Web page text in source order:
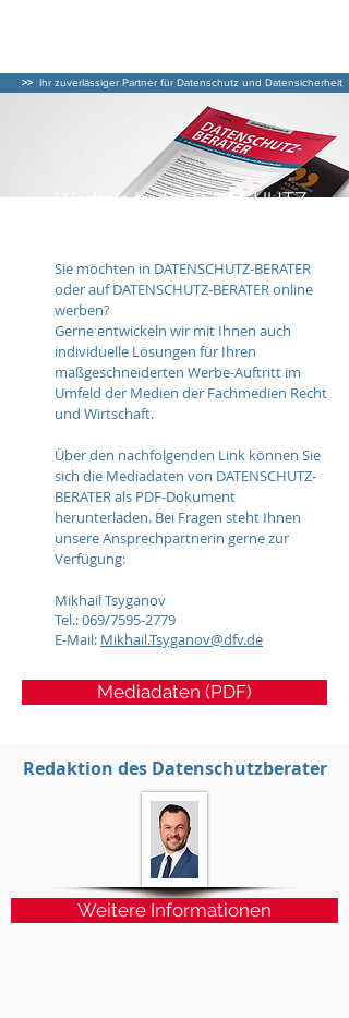
>> Ihr zuverlässiger Partner für Datenschutz und Datensicherheit
Werben im DATENSCHUTZ-
Sie möchten in DATENSCHUTZ-BERATER
oder auf DATENSCHUTZ-BERATER online
werben?
Gerne entwickeln wir mit Ihnen auch
individuelle Lösungen für Ihren
maßgeschneiderten Werbe-Auftritt im
Umfeld der Medien der Fachmedien Recht
und Wirtschaft.
Über den nachfolgenden Link können Sie
sich die Mediadaten von DATENSCHUTZ-
BERATER als PDF-Dokument
herunterladen. Bei Fragen steht Ihnen
unsere Ansprechpartnerin gerne zur
Verfügung:
Mikhail Tsyganov
Tel.: 069/7595-2779
E-Mail: Mikhail.Tsyganov@dfv.de
Mediadaten (PDF)
Redaktion des Datenschutzberater
Weitere Informationen